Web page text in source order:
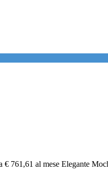
€ 761,61 al mese Elegante